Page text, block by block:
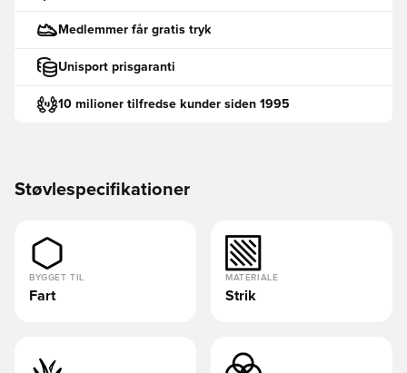
Medlemmer får gratis tryk
Unisport prisgaranti
10 milioner tilfredse kunder siden 1995
Støvlespecifikationer
BYGGET TIL
Fart
MATERIALE
Strik